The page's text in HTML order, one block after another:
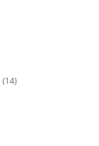
(14)